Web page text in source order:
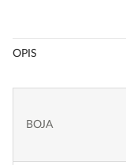
OPIS
BOJA